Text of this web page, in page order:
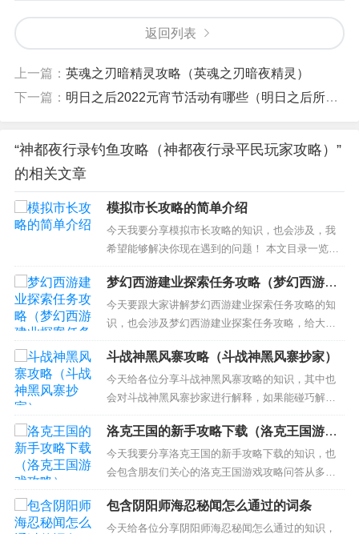
返回列表
上一篇： 英魂之刃暗精灵攻略（英魂之刃暗夜精灵）
下一篇： 明日之后2022元宵节活动有哪些（明日之后所有节日活动）
“神都夜行录钓鱼攻略（神都夜行录平民玩家攻略）”
的相关文章
模拟市长攻略的简单介绍
今天我要分享模拟市长攻略的知识，也会涉及，我
希望能够解决你现在遇到的问题！ 本文目录一览：
1、模拟城市我是市长攻略怎样获得钉子 2、模拟城
市：我是市长怎么玩啊？为什么那么多人喜欢？ 3、
模拟城市我是市长明日之都教程怎么完成 4、在《模
拟城市我是市长》中，怎么建造玻璃墙的住宅大
楼？...
梦幻西游建业探索任务攻略（梦幻西游建
业探案任务攻略）
今天要跟大家讲解梦幻西游建业探索任务攻略的知
识，也会涉及梦幻西游建业探案任务攻略，给大家
不一样的解决方案！ 本文目录一览： 1、梦幻西游
建业探案怎么做 2、梦幻西游建业探索任务攻略是什
么？ 3、梦幻西游建邺城探案怎么做 详细攻略教程
梦幻西游建业探案怎么做 剧情简介：建邺城风物宜
人、宁静秀...
斗战神黑风寨攻略（斗战神黑风寨抄家）
今天给各位分享斗战神黑风寨攻略的知识，其中也
会对斗战神黑风寨抄家进行解释，如果能碰巧解决
你现在面临的问题，别忘了关注本站，现在开始
吧！ 本文目录一览： 1、斗战神黑风寨 2、斗战神
黑风寨群魔乱舞怎么做！ 3、叫我大掌柜黑风寨一共
多少关 4、斗战神神之猎场怎么玩 5、斗战神黑风寨
修练，...
洛克王国的新手攻略下载（洛克王国游戏
攻略）
今天我要分享洛克王国的新手攻略下载的知识，也
会包含朋友们关心的洛克王国游戏攻略问答从多个
角度来解答，我希望能够解决你现在遇到的问题！
本文目录一览： 1、关于洛克王国。洛克王国新手攻
略。 2、洛克王国的消费兼新手速成攻略 3、洛克王
包含阴阳师海忍秘闻怎么通过的词条
今天给各位分享阴阳师海忍秘闻怎么通过的知识，